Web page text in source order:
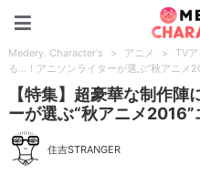
Medery. Character's > アニメ > TVア
る…！アニソンライターが選ぶ“秋アニメ
【特集】超豪華な制作
ーが選ぶ“秋アニメ
住吉STRANGER